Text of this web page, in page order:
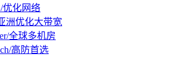
优化网络
洲优化大带宽
全球多机房
高防首选